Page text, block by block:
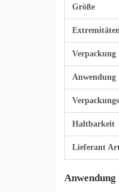
Größe
Verpackung
Anwendung
Haltbarkeit
Lieferant
Anwendung